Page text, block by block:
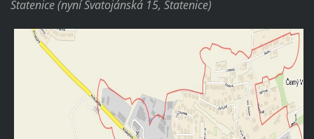
Statenice (nyní Svatojánská 15, Statenice)